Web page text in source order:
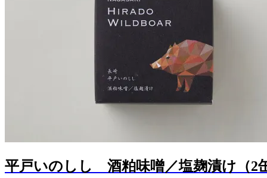
平戸いのしし 酒粕味噌／塩麹漬け（2